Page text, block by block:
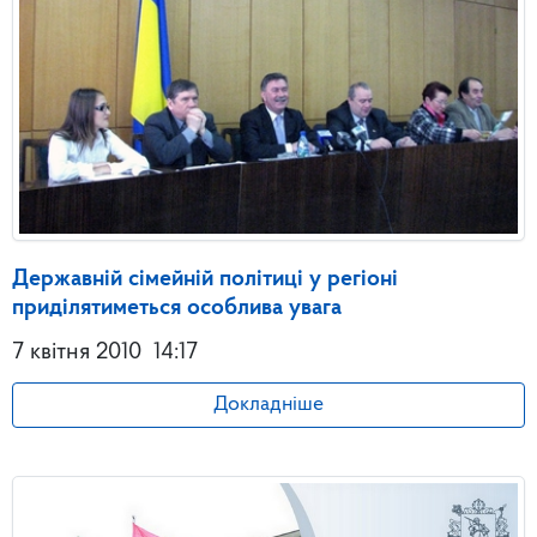
Державній сімейній політиці у регіоні
приділятиметься особлива увага
7 квітня 2010 14:17
Докладніше